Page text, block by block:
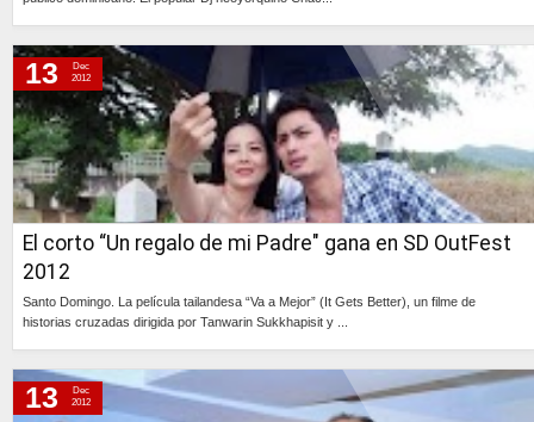
El corto “Un regalo de mi Padre" gana en SD OutFest
2012
Santo Domingo. La película tailandesa “Va a Mejor” (It Gets Better), un filme de
historias cruzadas dirigida por Tanwarin Sukkhapisit y ...
13
Dec
2012
13
Dec
2012